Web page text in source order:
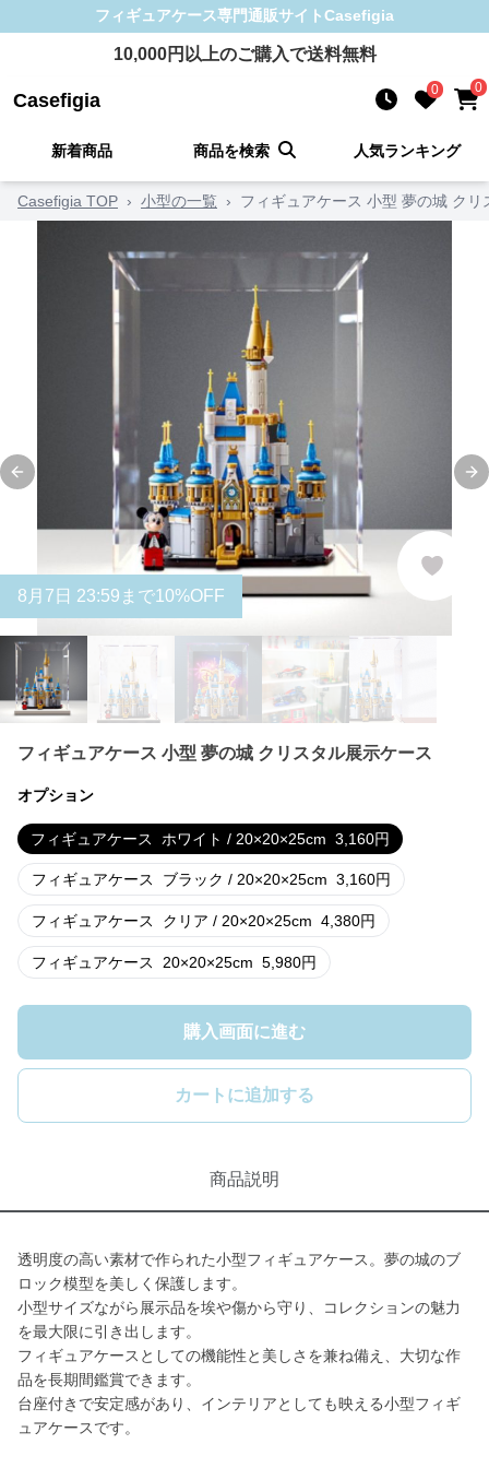
フィギュアケース専門通販サイトCasefigia
10,000円以上のご購入で送料無料
Casefigia 0 0
新着商品 商品を検索 人気ランキング
Casefigia TOP › 小型の一覧 › フィギュアケース 小型 夢の城 クリ
Previous slide
8 月 7 日 23:59まで10%OFF
フィギュアケース 小型 夢の城 クリスタル展示ケース
オプション
フィギュアケース ホワイト / 20×20×25cm 3,160円
フィギュアケース ブラック / 20×20×25cm 3,160円
フィギュアケース クリア / 20×20×25cm 4,380円
フィギュアケース 20×20×25cm 5,980円
購入画面に進む
カートに追加する
商品説明
透明度の高い素材で作られた小型フィギュアケース。夢の城のブ
ロック模型を美しく保護します。
小型サイズながら展示品を埃や傷から守り、コレクションの魅力
を最大限に引き出します。
フィギュアケースとしての機能性と美しさを兼ね備え、大切な作
品を長期間鑑賞できます。
台座付きで安定感があり、インテリアとしても映える小型フィギ
ュアケースです。